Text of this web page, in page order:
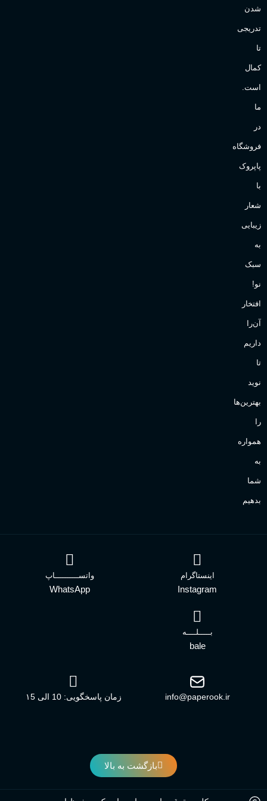
شدن
تدریجی
تا
کمال
است.
ما
در
فروشگاه
پاپروک
با
شعار
زیبایی
به
سبک
نو!
افتخار
آن‌را
داریم
تا
نوید
بهترین‌ها
را
همواره
به
شما
بدهیم
اینستاگرام
Instagram
واتســــــــــاپ
WhatsApp
بـــــلــــه
bale
info@paperook.ir زمان پاسخگویی: 10 الی ۱5
بازگشت به بالا